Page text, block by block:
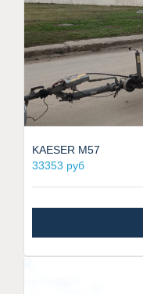
KAESER M57
33353 руб